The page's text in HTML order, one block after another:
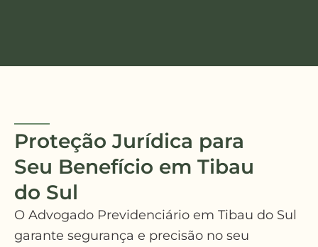
Proteção Jurídica para
Seu Benefício em Tibau
do Sul
O Advogado Previdenciário em Tibau do Sul
garante segurança e precisão no seu